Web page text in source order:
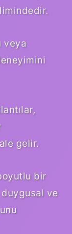
veya
gelir.
bir
duygusal ve